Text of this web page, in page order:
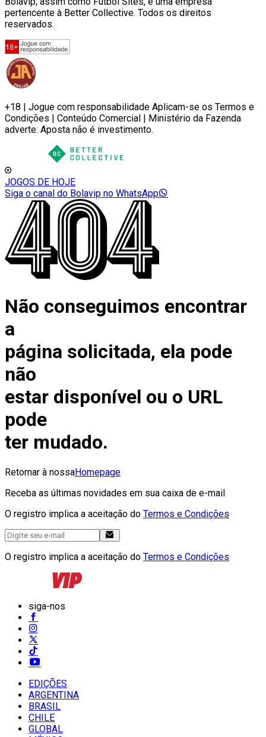
pertencente à Better Collective. Todos os direitos
reservados.
+18 | Jogue com responsabilidade Aplicam-se os Termos e
Condições | Conteúdo Comercial | Ministério da Fazenda
adverte: Aposta não é investimento.
JOGOS DE HOJE
Siga o canal do Bolavip no WhatsApp
Não conseguimos encontrar
a
página solicitada, ela pode
não
estar disponível ou o URL
pode
ter mudado.
Retornar à nossaHomepage
Receba as últimas novidades em sua caixa de e-mail
O registro implica a aceitação do Termos e Condições
O registro implica a aceitação do Termos e Condições
siga-nos
EDIÇÕES
ARGENTINA
BRASIL
CHILE
GLOBAL